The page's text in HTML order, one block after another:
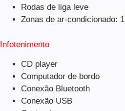
Rodas de liga leve
Zonas de ar-condicionado: 1
Infotenimento
CD player
Computador de bordo
Conexão Bluetooth
Conexão USB